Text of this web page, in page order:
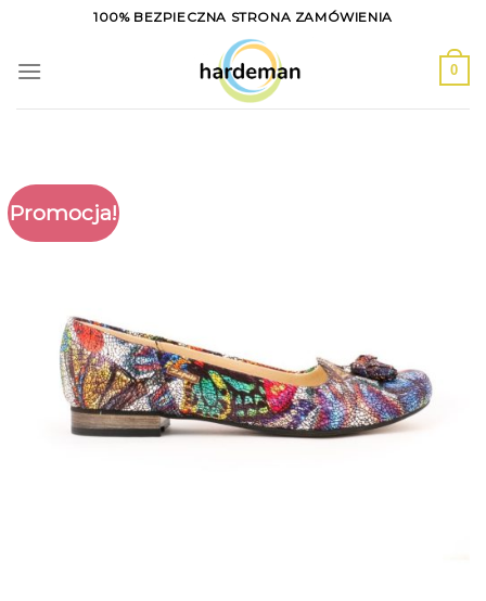
content
100% BEZPIECZNA STRONA ZAMÓWIENIA
0
Promocja!